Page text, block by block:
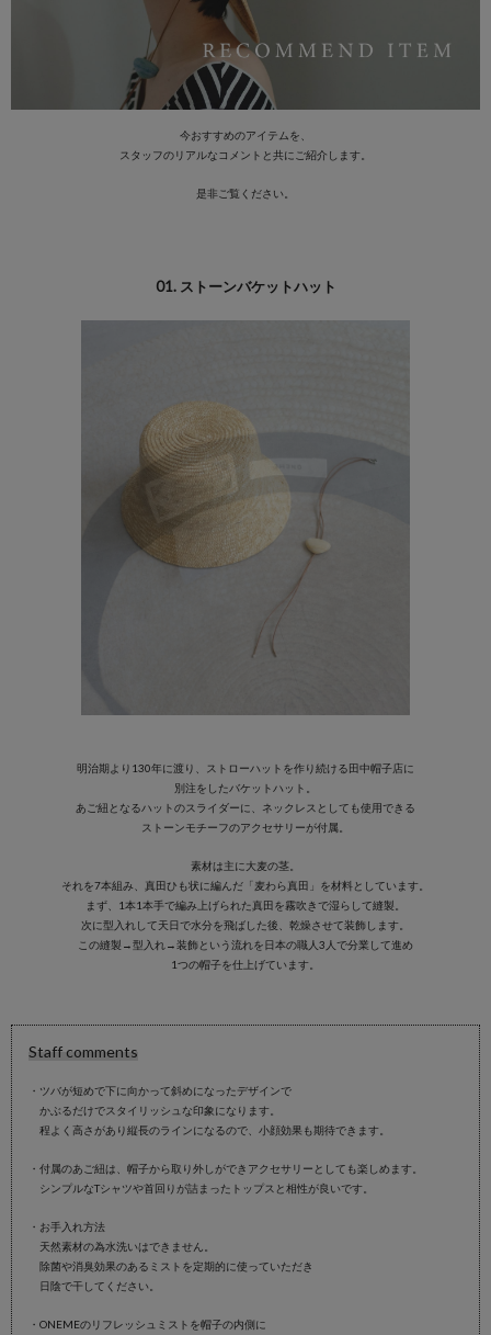
今おすすめのアイテムを、
スタッフのリアルなコメントと共にご紹介します。
是非ご覧ください。
01. ストーンバケットハット
明治期より130年に渡り、ストローハットを作り続ける田中帽子店に
別注をしたバケットハット。
あご紐となるハットのスライダーに、ネックレスとしても使用できる
ストーンモチーフのアクセサリーが付属。
素材は主に大麦の茎。
それを7本組み、真田ひも状に編んだ「麦わら真田」を材料としています。
まず、1本1本手で編み上げられた真田を霧吹きで湿らして縫製。
次に型入れして天日で水分を飛ばした後、乾燥させて装飾します。
この縫製→型入れ→装飾という流れを日本の職人3人で分業して進め
1つの帽子を仕上げています。
Staff comments
・ツバが短めで下に向かって斜めになったデザインで
かぶるだけでスタイリッシュな印象になります。
程よく高さがあり縦長のラインになるので、小顔効果も期待できます。
・付属のあご紐は、帽子から取り外しができアクセサリーとしても楽しめます。
シンプルなTシャツや首回りが詰まったトップスと相性が良いです。
・お手入れ方法
天然素材の為水洗いはできません。
除菌や消臭効果のあるミストを定期的に使っていただき
日陰で干してください。
・ONEMEのリフレッシュミストを帽子の内側に